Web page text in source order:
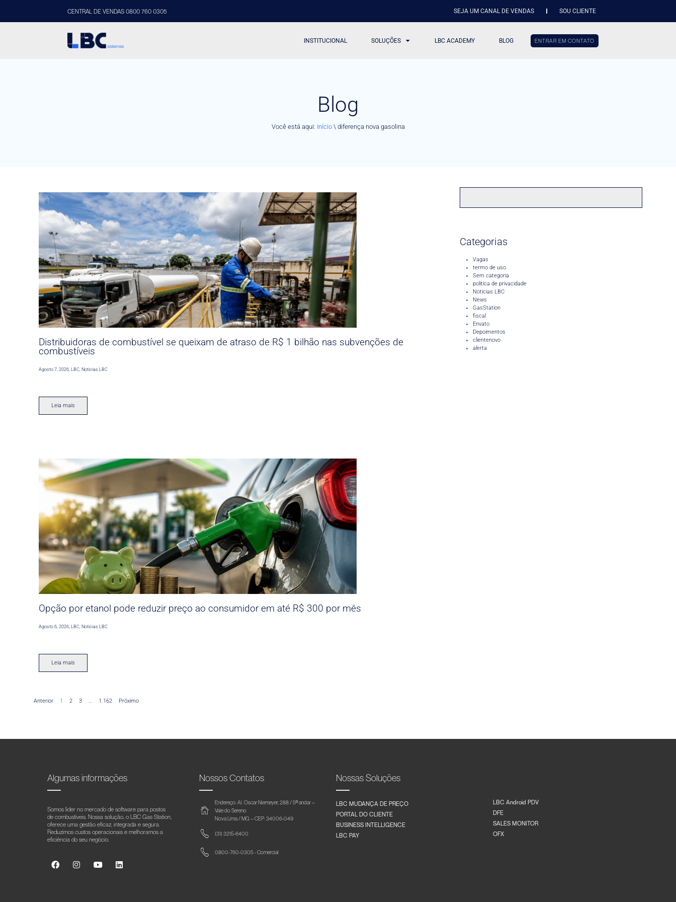
CENTRAL DE VENDAS 0800 760 0305 SEJA UM CANAL DE VENDAS SOU CLIENTE
INSTITUCIONAL SOLUÇÕES LBC ACADEMY BLOG ENTRAR EM CONTATO
Blog
Você está aqui: Início\ diferença nova gasolina
Distribuidoras de combustível se queixam de atraso de R$ 1 bilhão nas subvenções de
combustíveis
Agosto 7, 2026,LBC,Noticias LBC
Leia mais
Opção por etanol pode reduzir preço ao consumidor em até R$ 300 por mês
Agosto 6, 2026 ,LBC Noticias LBC
Leia mais
Anterior 1 2 3 … 1.162 Próximo
Categorias
Vagas
termo de uso
Sem categoria
politica de privacidade
Noticias LBC
News
GasStation
fiscal
Envato
Depoimentos
clientenovo
alerta
Algumas informações
Somos líder no mercado de software para postos
de combustíveis. Nossa solução, o LBC Gas Station,
oferece uma gestão eficaz, integrada e segura.
Reduzimos custos operacionais e melhoramos a
eficiência do seu negócio.
Nossos Contatos
Endereço: Al. Oscar Niemeyer, 288 / 5º andar –
Vale do Sereno
Nova Lima / MG – CEP: 34006-049
(31) 3215-6400
0800-760-0305 - Comercial
Nossas Soluções
LBC MUDANÇA DE PREÇO
PORTAL DO CLIENTE
BUSINESS INTELLIGENCE
LBC PAY
LBC Android PDV
DFE
SALES MONITOR
OFX